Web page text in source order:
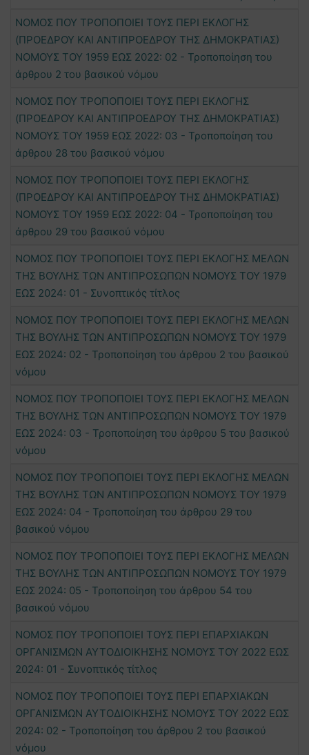
ΝΟΜΟΣ ΠΟΥ ΤΡΟΠΟΠΟΙΕΙ ΤΟΥΣ ΠΕΡΙ ΕΚΛΟΓΗΣ
(ΠΡΟΕΔΡΟΥ ΚΑΙ ΑΝΤΙΠΡΟΕΔΡΟΥ ΤΗΣ ΔΗΜΟΚΡΑΤΙΑΣ)
ΝΟΜΟΥΣ ΤΟΥ 1959 ΕΩΣ 2022: 02 - Τροποποίηση του
άρθρου 2 του βασικού νόμου
ΝΟΜΟΣ ΠΟΥ ΤΡΟΠΟΠΟΙΕΙ ΤΟΥΣ ΠΕΡΙ ΕΚΛΟΓΗΣ
(ΠΡΟΕΔΡΟΥ ΚΑΙ ΑΝΤΙΠΡΟΕΔΡΟΥ ΤΗΣ ΔΗΜΟΚΡΑΤΙΑΣ)
ΝΟΜΟΥΣ ΤΟΥ 1959 ΕΩΣ 2022: 03 - Τροποποίηση του
άρθρου 28 του βασικού νόμου
ΝΟΜΟΣ ΠΟΥ ΤΡΟΠΟΠΟΙΕΙ ΤΟΥΣ ΠΕΡΙ ΕΚΛΟΓΗΣ
(ΠΡΟΕΔΡΟΥ ΚΑΙ ΑΝΤΙΠΡΟΕΔΡΟΥ ΤΗΣ ΔΗΜΟΚΡΑΤΙΑΣ)
ΝΟΜΟΥΣ ΤΟΥ 1959 ΕΩΣ 2022: 04 - Τροποποίηση του
άρθρου 29 του βασικού νόμου
ΝΟΜΟΣ ΠΟΥ ΤΡΟΠΟΠΟΙΕΙ ΤΟΥΣ ΠΕΡΙ ΕΚΛΟΓΗΣ ΜΕΛΩΝ
ΤΗΣ ΒΟΥΛΗΣ ΤΩΝ ΑΝΤΙΠΡΟΣΩΠΩΝ ΝΟΜΟΥΣ ΤΟΥ 1979
ΕΩΣ 2024: 01 - Συνοπτικός τίτλος
ΝΟΜΟΣ ΠΟΥ ΤΡΟΠΟΠΟΙΕΙ ΤΟΥΣ ΠΕΡΙ ΕΚΛΟΓΗΣ ΜΕΛΩΝ
ΤΗΣ ΒΟΥΛΗΣ ΤΩΝ ΑΝΤΙΠΡΟΣΩΠΩΝ ΝΟΜΟΥΣ ΤΟΥ 1979
ΕΩΣ 2024: 02 - Τροποποίηση του άρθρου 2 του βασικού
νόμου
ΝΟΜΟΣ ΠΟΥ ΤΡΟΠΟΠΟΙΕΙ ΤΟΥΣ ΠΕΡΙ ΕΚΛΟΓΗΣ ΜΕΛΩΝ
ΤΗΣ ΒΟΥΛΗΣ ΤΩΝ ΑΝΤΙΠΡΟΣΩΠΩΝ ΝΟΜΟΥΣ ΤΟΥ 1979
ΕΩΣ 2024: 03 - Τροποποίηση του άρθρου 5 του βασικού
νόμου
ΝΟΜΟΣ ΠΟΥ ΤΡΟΠΟΠΟΙΕΙ ΤΟΥΣ ΠΕΡΙ ΕΚΛΟΓΗΣ ΜΕΛΩΝ
ΤΗΣ ΒΟΥΛΗΣ ΤΩΝ ΑΝΤΙΠΡΟΣΩΠΩΝ ΝΟΜΟΥΣ ΤΟΥ 1979
ΕΩΣ 2024: 04 - Τροποποίηση του άρθρου 29 του
βασικού νόμου
ΝΟΜΟΣ ΠΟΥ ΤΡΟΠΟΠΟΙΕΙ ΤΟΥΣ ΠΕΡΙ ΕΚΛΟΓΗΣ ΜΕΛΩΝ
ΤΗΣ ΒΟΥΛΗΣ ΤΩΝ ΑΝΤΙΠΡΟΣΩΠΩΝ ΝΟΜΟΥΣ ΤΟΥ 1979
ΕΩΣ 2024: 05 - Τροποποίηση του άρθρου 54 του
βασικού νόμου
ΝΟΜΟΣ ΠΟΥ ΤΡΟΠΟΠΟΙΕΙ ΤΟΥΣ ΠΕΡΙ ΕΠΑΡΧΙΑΚΩΝ
ΟΡΓΑΝΙΣΜΩΝ ΑΥΤΟΔΙΟΙΚΗΣΗΣ ΝΟΜΟΥΣ ΤΟΥ 2022 ΕΩΣ
2024: 01 - Συνοπτικός τίτλος
ΝΟΜΟΣ ΠΟΥ ΤΡΟΠΟΠΟΙΕΙ ΤΟΥΣ ΠΕΡΙ ΕΠΑΡΧΙΑΚΩΝ
ΟΡΓΑΝΙΣΜΩΝ ΑΥΤΟΔΙΟΙΚΗΣΗΣ ΝΟΜΟΥΣ ΤΟΥ 2022 ΕΩΣ
2024: 02 - Τροποποίηση του άρθρου 2 του βασικού
νόμου